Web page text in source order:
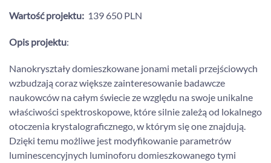
Wartość projektu: 139 650 PLN
Opis projektu:
Nanokryształy domieszkowane jonami metali przejściowych
wzbudzają coraz większe zainteresowanie badawcze
naukowców na całym świecie ze względu na swoje unikalne
właściwości spektroskopowe, które silnie zależą od lokalnego
otoczenia krystalograficznego, w którym się one znajdują.
Dzięki temu możliwe jest modyfikowanie parametrów
luminescencyjnych luminoforu domieszkowanego tymi